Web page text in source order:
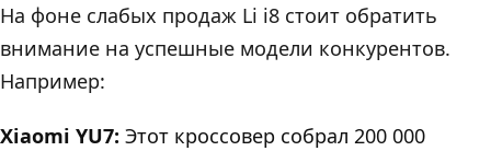
На фоне слабых продаж Li i8 стоит обратить
внимание на успешные модели конкурентов.
Например:
Xiaomi YU7: Этот кроссовер собрал 200 000